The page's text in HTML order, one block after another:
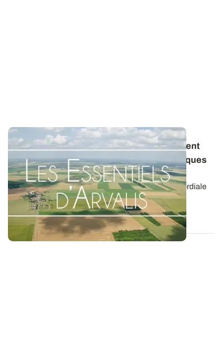
Désherbage des grandes cultures : comment
mettre à profit les caractéristiques biologiques
des adventices
Connaître la flore des parcelles est une étape primordiale
au raisonnement agronomique du...
14 NOV. 2019